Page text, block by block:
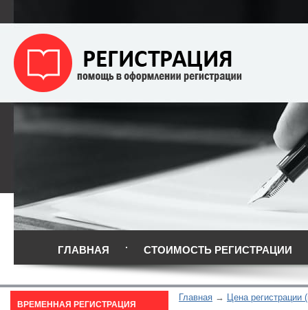
ГЛАВНАЯ СТОИМОСТЬ РЕГИСТРАЦИИ
Главная Цена регистрации
ВРЕМЕННАЯ РЕГИСТРАЦИЯ